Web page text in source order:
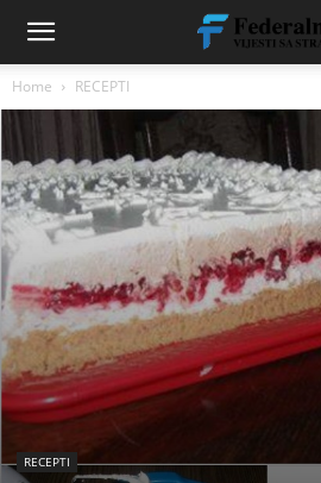
Home RECEPTI
RECEPTI